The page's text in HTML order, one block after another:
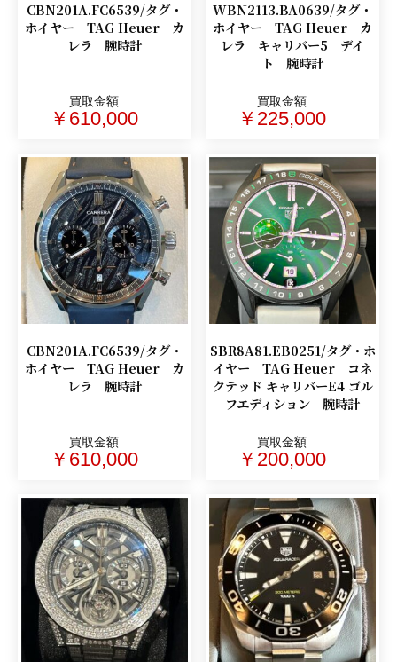
CBN201A.FC6539/タグ・
ホイヤー TAG Heuer カ
レラ 腕時計
買取金額
￥610,000
WBN2113.BA0639/タグ・
ホイヤー TAG Heuer カ
レラ キャリバー5 デイ
ト 腕時計
買取金額
￥225,000
CBN201A.FC6539/タグ・
ホイヤー TAG Heuer カ
レラ 腕時計
買取金額
￥610,000
SBR8A81.EB0251/タグ・ホ
イヤー TAG Heuer コネ
クテッド キャリバーE4 ゴル
フエディション 腕時計
買取金額
￥200,000